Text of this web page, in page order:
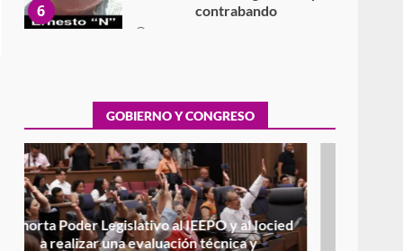
Sin paso carretera Oaxaca-
1
Exhorta Poder Legislativo al
IEEPO y al Iocied a realizar una
evaluación técnica y
estructural integral de las
instalaciones de la Escuela
Secundaria General Moisés
Sáenz Garza
5 agosto 2026
Ciudad Salud: justicia social
GOBIERNO Y CONGRESO